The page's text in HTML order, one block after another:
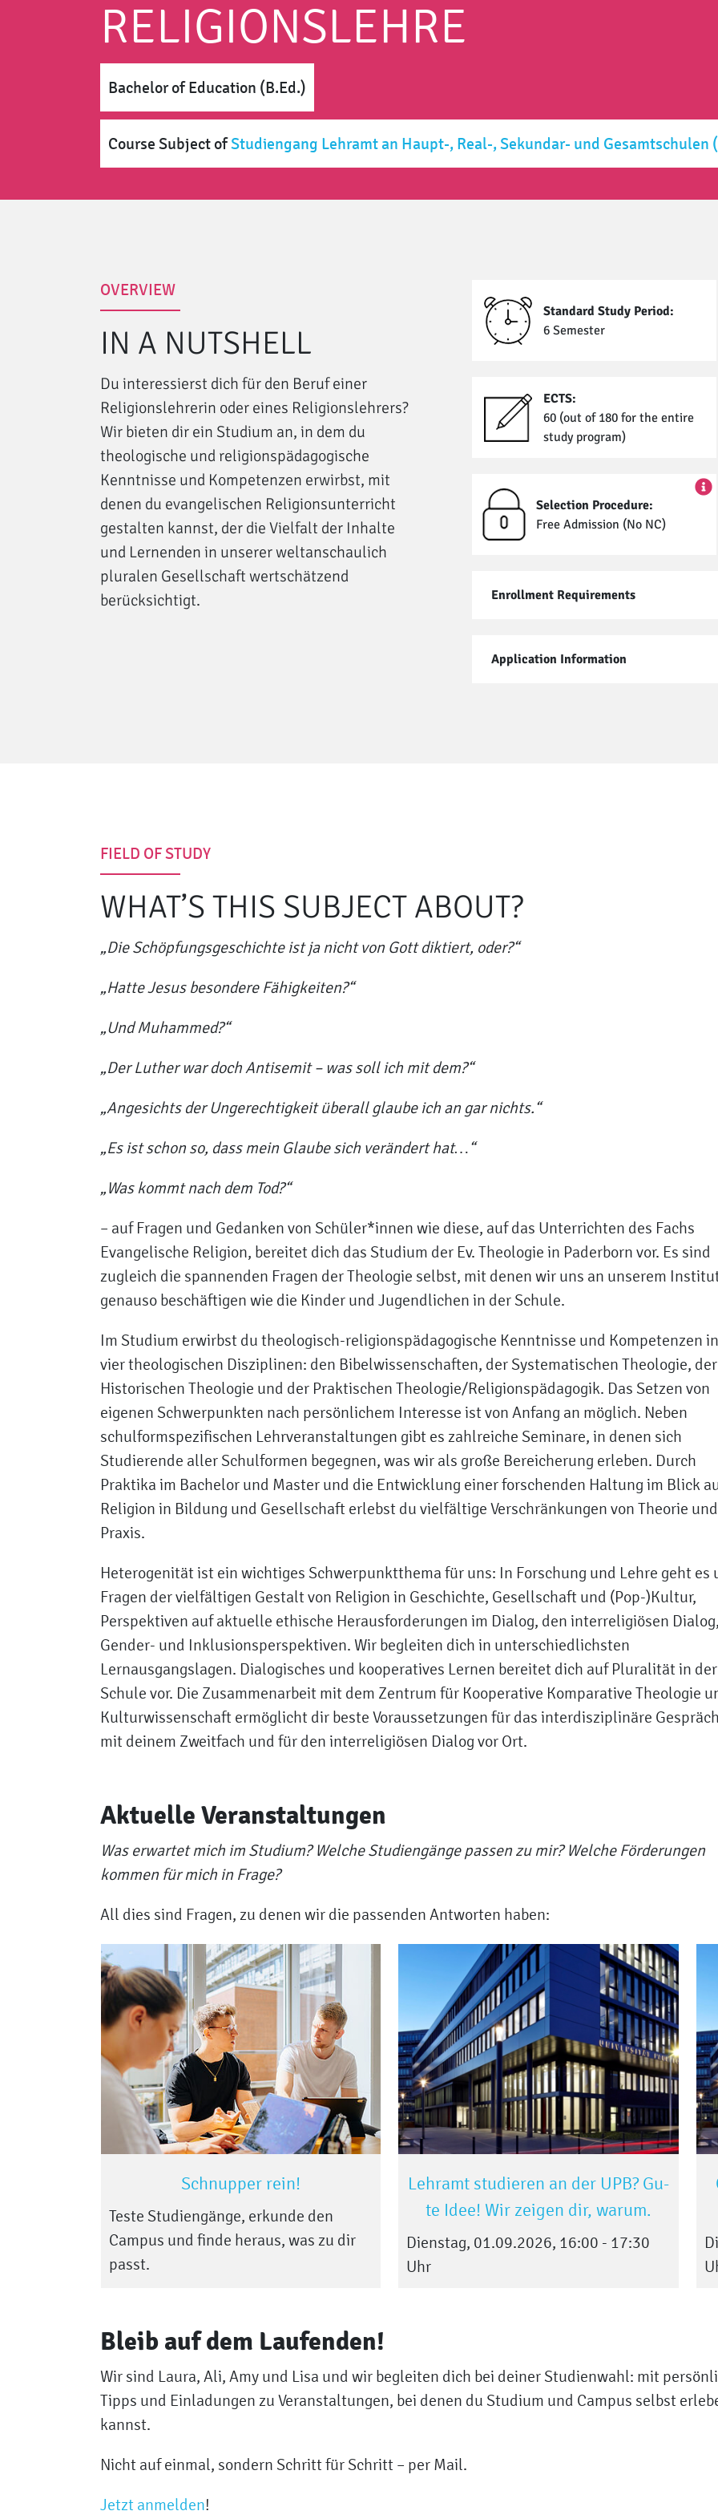
RELIGIONSLEHRE
Bachelor of Education (B.Ed.)
Course Subject ofStudiengang Lehramt an Haupt-, Real-, Sekundar- und Gesamtschulen
OVERVIEW
IN A NUTSHELL
Du interessierst dich für den Beruf einer
Religionslehrerin oder eines Religionslehrers?
Wir bieten dir ein Studium an, in dem du
theologische und religionspädagogische
Kenntnisse und Kompetenzen erwirbst, mit
denen du evangelischen Religionsunterricht
gestalten kannst, der die Vielfalt der Inhalte
und Lernenden in unserer weltanschaulich
pluralen Gesellschaft wertschätzend
berücksichtigt.
Standard Study Period:
6 Semester
ECTS:
60 (out of 180 for the entire
study program)
Selection Procedure:
Free Admission (No NC)
Enrollment Requirements
Application Information
FIELD OF STUDY
WHAT’S THIS SUBJECT ABOUT?
„Die Schöpfungsgeschichte ist ja nicht von Gott diktiert, oder?“
„Hatte Jesus besondere Fähigkeiten?“
„Und Muhammed?“
„Der Luther war doch Antisemit – was soll ich mit dem?“
„Angesichts der Ungerechtigkeit überall glaube ich an gar nichts.“
„Es ist schon so, dass mein Glaube sich verändert hat…“
„Was kommt nach dem Tod?“
– auf Fragen und Gedanken von Schüler*innen wie diese, auf das Unterrichten des Fachs
Evangelische Religion, bereitet dich das Studium der Ev. Theologie in Paderborn vor. Es sind
zugleich die spannenden Fragen der Theologie selbst, mit denen wir uns an unserem
genauso beschäftigen wie die Kinder und Jugendlichen in der Schule.
Im Studium erwirbst du theologisch-religionspädagogische Kenntnisse und Kompetenzen
vier theologischen Disziplinen: den Bibelwissenschaften, der Systematischen Theologie, der
Historischen Theologie und der Praktischen Theologie/Religionspädagogik. Das Setzen von
eigenen Schwerpunkten nach persönlichem Interesse ist von Anfang an möglich. Neben
schulformspezifischen Lehrveranstaltungen gibt es zahlreiche Seminare, in denen sich
Studierende aller Schulformen begegnen, was wir als große Bereicherung erleben. Durch
Praktika im Bachelor und Master und die Entwicklung einer forschenden Haltung im Blick
Religion in Bildung und Gesellschaft erlebst du vielfältige Verschränkungen von Theorie und
Praxis.
Heterogenität ist ein wichtiges Schwerpunktthema für uns: In Forschung und Lehre geht es
Fragen der vielfältigen Gestalt von Religion in Geschichte, Gesellschaft und (Pop-)Kultur,
Perspektiven auf aktuelle ethische Herausforderungen im Dialog, den interreligiösen Dialog,
Gender- und Inklusionsperspektiven. Wir begleiten dich in unterschiedlichsten
Lernausgangslagen. Dialogisches und kooperatives Lernen bereitet dich auf Pluralität in der
Schule vor. Die Zusammenarbeit mit dem Zentrum für Kooperative Komparative Theologie
Kulturwissenschaft ermöglicht dir beste Voraussetzungen für das interdisziplinäre
mit deinem Zweitfach und für den interreligiösen Dialog vor Ort.
Aktuelle Veranstaltungen
Was erwartet mich im Studium? Welche Studiengänge passen zu mir? Welche Förderungen
kommen für mich in Frage?
All dies sind Fragen, zu denen wir die passenden Antworten haben:
Schnupper rein!
Teste Studiengänge, erkunde den
Campus und finde heraus, was zu dir
passt.
Lehr­amt stu­die­ren an der UPB? Gu­
te Idee! Wir zei­gen dir, war­um.
Dienstag, 01.09.2026, 16:00 - 17:30
Uhr
Bleib auf dem Laufenden!
Wir sind Laura, Ali, Amy und Lisa und wir begleiten dich bei deiner Studienwahl: mit
Tipps und Einladungen zu Veranstaltungen, bei denen du Studium und Campus selbst
kannst.
Nicht auf einmal, sondern Schritt für Schritt – per Mail.
Jetzt anmelden!